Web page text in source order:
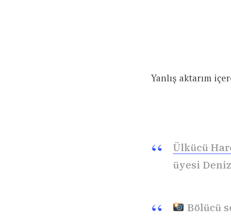
Yanlış aktarım
Ülkücü
üyesi
Bölücü